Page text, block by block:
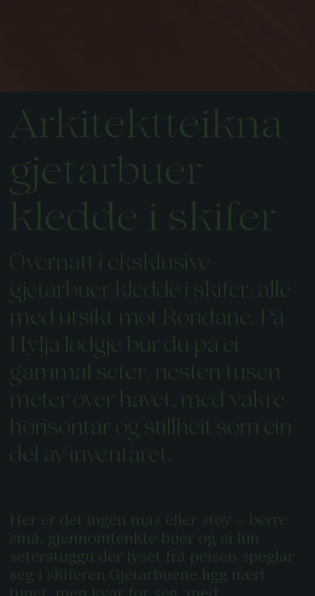
Arkitektteikna
gjetarbuer
kledde i skifer
Overnatt i eksklusive
gjetarbuer kledde i skifer, alle
med utsikt mot Rondane. På
Hylja lodgje bur du på ei
gammal seter, nesten tusen
meter over havet, med vakre
horisontar og stillheit som ein
del av inventaret.
Her er det ingen mas eller støy – berre
små, gjennomtenkte buer og ei lun
seterstuggu der lyset frå peisen speglar
seg i skiferen.Gjetarbuene ligg nært